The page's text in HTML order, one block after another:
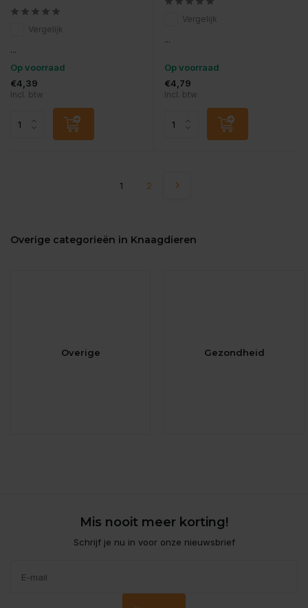
Vergelijk
...
Op voorraad
€4,39
Incl. btw
Vergelijk
...
Op voorraad
€4,79
Incl. btw
1 2
Overige categorieën in Knaagdieren
Overige Gezondheid
Mis nooit meer korting!
Schrijf je nu in voor onze nieuwsbrief